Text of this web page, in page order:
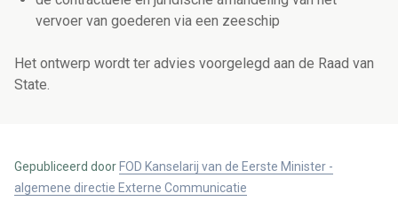
vervoer van goederen via een zeeschip
Het ontwerp wordt ter advies voorgelegd aan de Raad van
State.
Gepubliceerd door FOD Kanselarij van de Eerste Minister -
algemene directie Externe Communicatie